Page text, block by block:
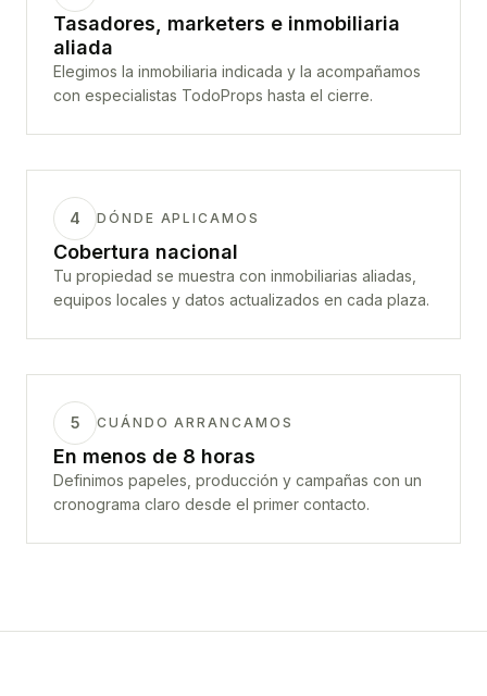
Tasadores, marketers e inmobiliaria
aliada
Elegimos la inmobiliaria indicada y la acompañamos
con especialistas TodoProps hasta el cierre.
4 DÓNDE APLICAMOS
Cobertura nacional
Tu propiedad se muestra con inmobiliarias aliadas,
equipos locales y datos actualizados en cada plaza.
5 CUÁNDO ARRANCAMOS
En menos de 8 horas
Definimos papeles, producción y campañas con un
cronograma claro desde el primer contacto.